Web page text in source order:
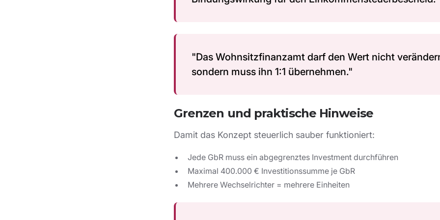
"Das Wohnsitzfinanzamt darf den Wert nicht
sondern muss ihn 1:1 übernehmen."
Grenzen und praktische Hinweise
Damit das Konzept steuerlich sauber funktioniert:
Jede GbR muss ein abgegrenztes Investment durchführen
Maximal 400.000 € Investitionssumme je GbR
Mehrere Wechselrichter = mehrere Einheiten